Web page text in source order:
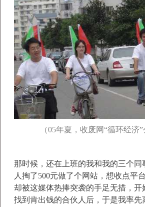
（05年夏，收废网“循环经济”
那时候，还在上班的我和我的三个同
人掏了500元做了个网站，想收点平
却被这媒体热捧突袭的手足无措，开
找到肯出钱的合伙人后，于是我率先